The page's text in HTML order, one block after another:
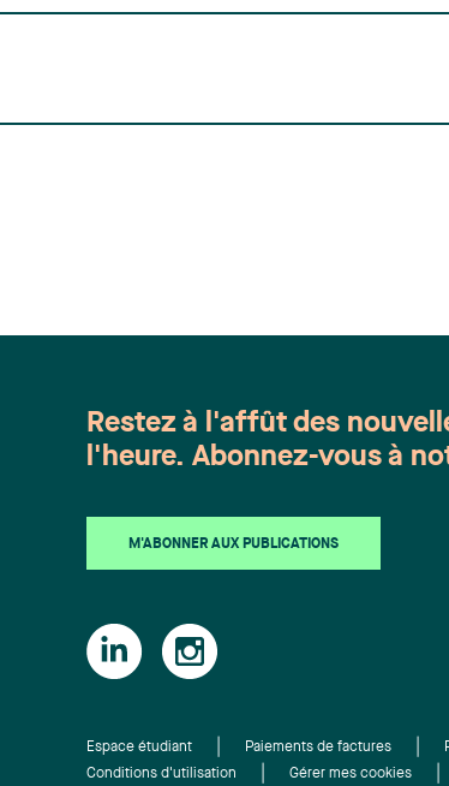
Restez à l'affût des
l'heure. Abonnez-vous à
M'ABONNER AUX PUBLICATIONS
Espace étudiant Paiements de factures
Conditions d'utilisation
Gérer mes cookies